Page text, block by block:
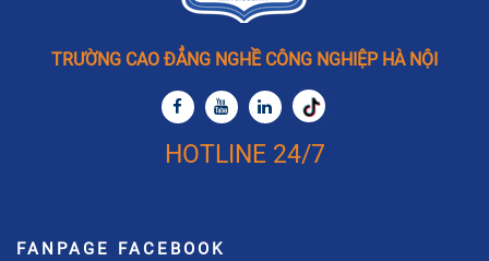
TRƯỜNG CAO ĐẲNG NGHỀ CÔNG NGHIỆP HÀ NỘI
HOTLINE 24/7
FANPAGE FACEBOOK